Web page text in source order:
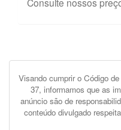
Visando cumprir o Código
37, informamos que as
anúncio são de
conteúdo divulgado